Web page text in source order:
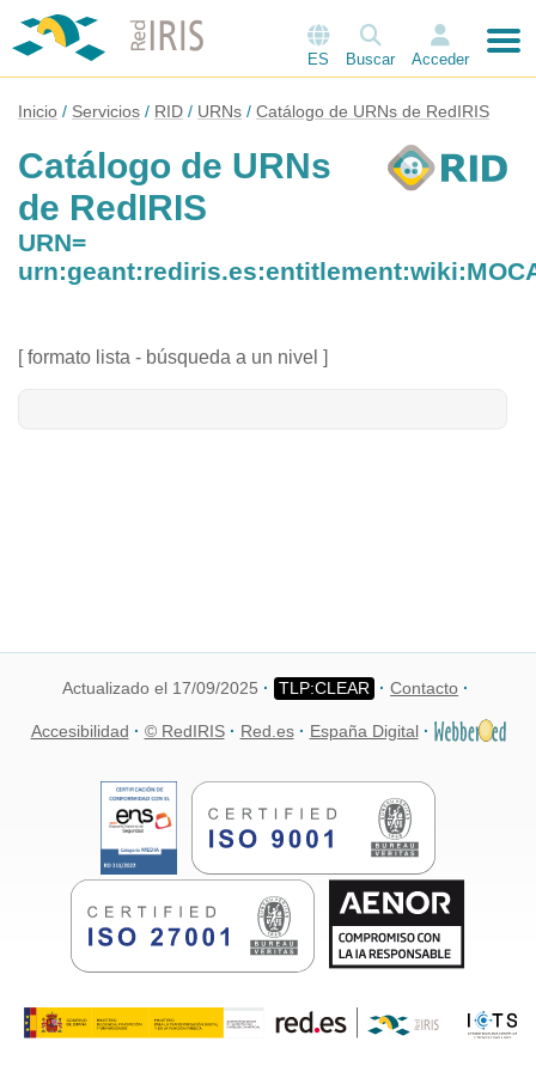
ES Buscar Acceder
Inicio Servicios RID URNs Catálogo de URNs de RedIRIS
Catálogo de URNs
de RedIRIS
URN=
[ formato lista - búsqueda a un nivel ]
Actualizado el 17/09/2025 Contacto
Accesibilidad © RedIRIS Red.es España Digital